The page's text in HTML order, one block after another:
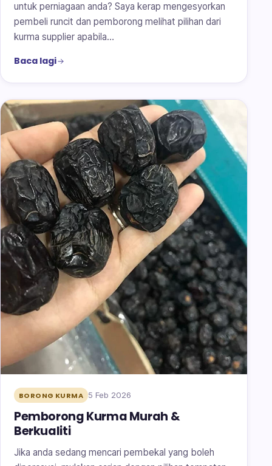
untuk perniagaan anda? Saya kerap mengesyorkan
pembeli runcit dan pemborong melihat pilihan dari
kurma supplier apabila…
Baca lagi
BORONG KURMA 5 Feb 2026
Pemborong Kurma Murah &
Berkualiti
Jika anda sedang mencari pembekal yang boleh